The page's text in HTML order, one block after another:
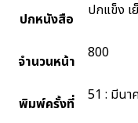
ปกหนังสือ ปกแข็ง เ
จำนวนหน้า 800
พิมพ์ครั้งที่ 51 : มีนา